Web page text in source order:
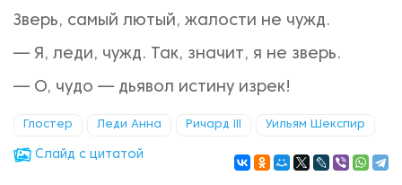
Зверь, самый лютый, жалости не чужд.
— Я, леди, чужд. Так, значит, я не зверь.
— О, чудо — дьявол истину изрек!
Глостер Леди Анна Ричард III Уильям Шекспир
Cлайд с цитатой